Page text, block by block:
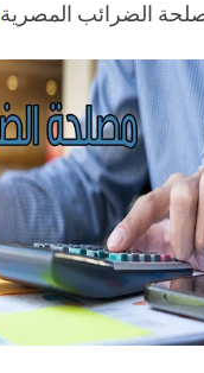
الضرائب المصرية